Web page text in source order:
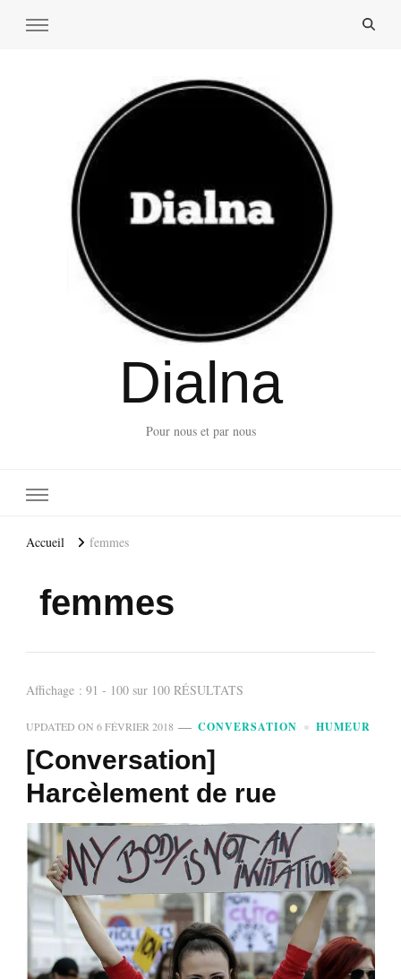
Dialna
Pour nous et par nous
Accueil femmes
femmes
Affichage : 91 - 100 sur 100 RÉSULTATS
UPDATED ON 6 FÉVRIER 2018 CONVERSATION HUMEUR
[Conversation]
Harcèlement de rue